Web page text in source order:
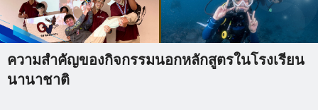
ความสำคัญของกิจกรรมนอกหลักสูตรในโรงเรียน
นานาชาติ